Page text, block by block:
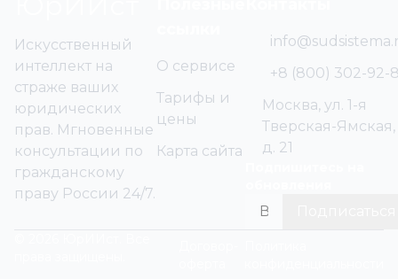
Искусственный
интеллект на
страже ваших
юридических
прав. Мгновенные
консультации по
гражданскому
праву России 24/7.
О сервисе
Тарифы и
цены
Карта сайта
+8 (800) 302-92-
Москва, ул. 1-я
Тверская-Ямская,
д. 21